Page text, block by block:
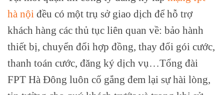
hà nội đều có một trụ sở giao dịch để hỗ trợ
khách hàng các thủ tục liên quan về: bảo hành
thiết bị, chuyển đổi hợp đồng, thay đổi gói cước,
thanh toán cước, đăng ký dịch vụ…Tổng đài
FPT Hà Đông luôn cố gắng đem lại sự hài lòng,